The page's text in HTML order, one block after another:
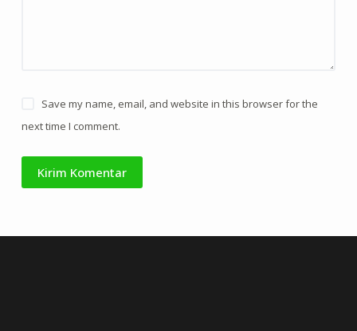
Save my name, email, and website in this browser for the
next time I comment.
Kirim Komentar